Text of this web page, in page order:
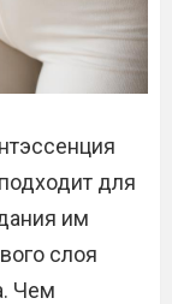
для
им
слоя
Чем